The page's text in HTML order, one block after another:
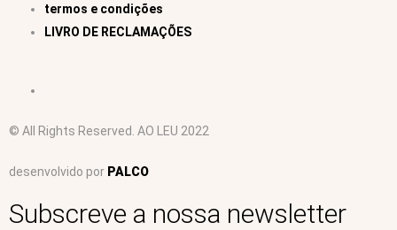
termos e condições
LIVRO DE RECLAMAÇÕES
© All Rights Reserved. AO LEU 2022
desenvolvido por PALCO
Subscreve a nossa newsletter